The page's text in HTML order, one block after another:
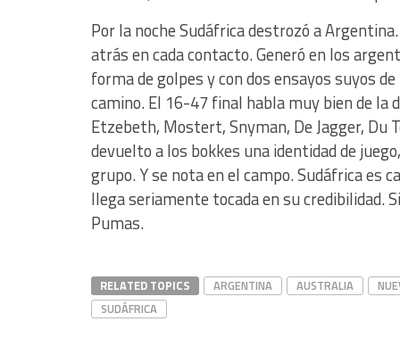
Por la noche Sudáfrica destrozó a
atrás en cada contacto. Generó en los
forma de golpes y con dos ensayos suyos
camino. El 16-47 final habla muy bien de la
Etzebeth, Mostert, Snyman, De Jagger, Du
devuelto a los bokkes una identidad de
grupo. Y se nota en el campo. Sudáfrica es
llega seriamente tocada en su credibilidad.
Pumas.
RELATED TOPICS ARGENTINA AUSTRALIA
SUDÁFRICA